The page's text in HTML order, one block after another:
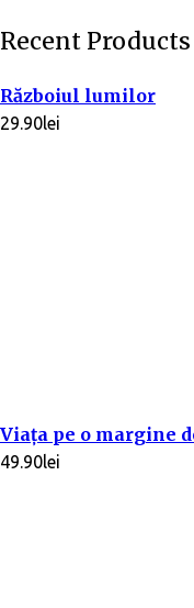
Recent Products
Războiul lumilor
29.90lei
Viața pe o margine
49.90lei